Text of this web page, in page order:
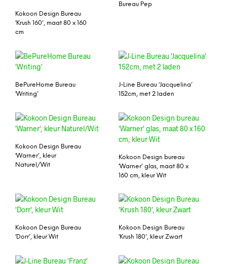
Kokoon Design Bureau
‘Krush 160’, maat 80 x 160
cm
Bureau Pep
BePureHome Bureau
‘Writing’
J-Line Bureau ‘Jacquelina’
152cm, met 2 laden
Kokoon Design Bureau
‘Warner’, kleur
Naturel/Wit
Kokoon Design bureau
‘Warner’ glas, maat 80 x
160 cm, kleur Wit
Kokoon Design Bureau
‘Dorr’, kleur Wit
Kokoon Design Bureau
‘Krush 180’, kleur Zwart